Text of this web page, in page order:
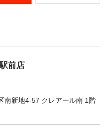
前店
南新地4-57 クレアール南 1階